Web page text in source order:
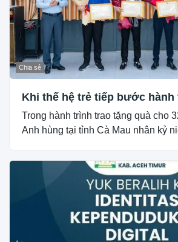
Chia sẻ
Khi thế hệ trẻ tiếp bước hành
Trong hành trình trao tặng quà cho
Anh hùng tại tỉnh Cà Mau nhân kỷ